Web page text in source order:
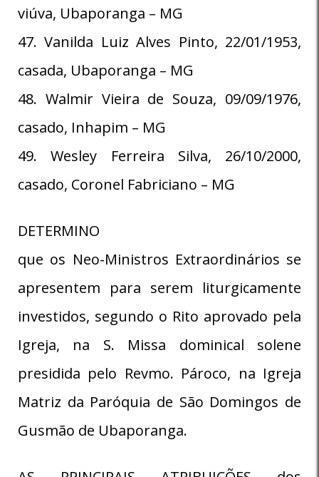
viúva, Ubaporanga – MG
47. Vanilda Luiz Alves Pinto, 22/01/1953,
casada, Ubaporanga – MG
48. Walmir Vieira de Souza, 09/09/1976,
casado, Inhapim – MG
49. Wesley Ferreira Silva, 26/10/2000,
casado, Coronel Fabriciano – MG
DETERMINO
que os Neo-Ministros Extraordinários se
apresentem para serem liturgicamente
investidos, segundo o Rito aprovado pela
Igreja, na S. Missa dominical solene
presidida pelo Revmo. Pároco, na Igreja
Matriz da Paróquia de São Domingos de
Gusmão de Ubaporanga.